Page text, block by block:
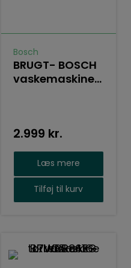
Bosch
BRUGT- BOSCH
vaskemaskine
2.999 kr.
Læs mere
Tilføj til kurv